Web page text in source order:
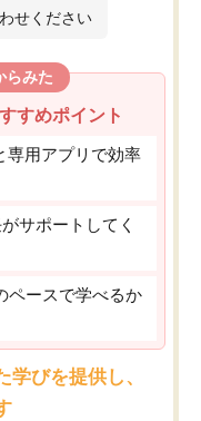
せください
らみた
すめポイント
専用アプリで効率
サポートしてく
ペースで学べるか
びを提供し、